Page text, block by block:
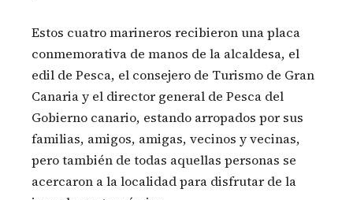
Estos cuatro marineros recibieron una placa
conmemorativa de manos de la alcaldesa, el
edil de Pesca, el consejero de Turismo de Gran
Canaria y el director general de Pesca del
Gobierno canario, estando arropados por sus
familias, amigos, amigas, vecinos y vecinas,
pero también de todas aquellas personas se
acercaron a la localidad para disfrutar de la